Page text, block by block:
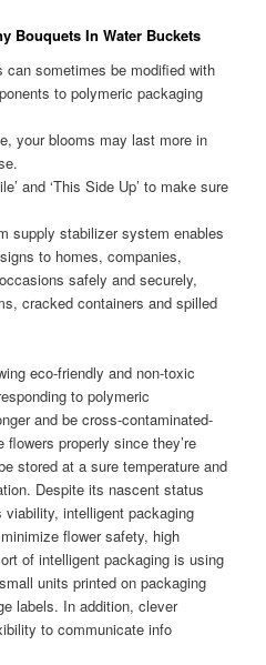
Bouquets In Water Buckets
can sometimes be modified with
to polymeric packaging
your blooms may last more in
and ‘This Side Up’ to make sure
supply stabilizer system enables
to homes, companies,
safely and securely,
cracked containers and spilled
eco-friendly and non-toxic
to polymeric
and be cross-contaminated-
properly since they’re
stored at a sure temperature and
Despite its nascent status
intelligent packaging
flower safety, high
of intelligent packaging is using
units printed on packaging
labels. In addition, clever
to communicate info